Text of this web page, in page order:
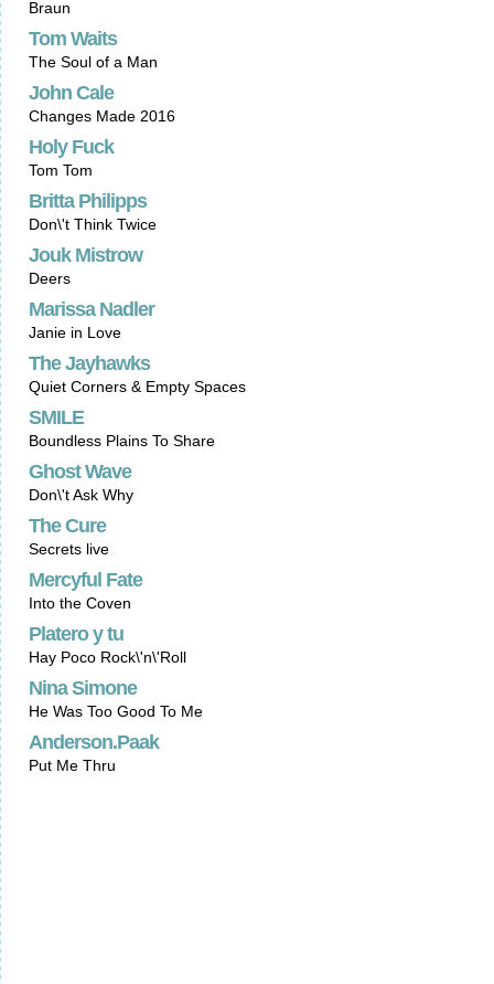
Braun
Tom Waits
The Soul of a Man
John Cale
Changes Made 2016
Holy Fuck
Tom Tom
Britta Philipps
Don\'t Think Twice
Jouk Mistrow
Deers
Marissa Nadler
Janie in Love
The Jayhawks
Quiet Corners & Empty Spaces
SMILE
Boundless Plains To Share
Ghost Wave
Don\'t Ask Why
The Cure
Secrets live
Mercyful Fate
Into the Coven
Platero y tu
Hay Poco Rock\'n\'Roll
Nina Simone
He Was Too Good To Me
Anderson.Paak
Put Me Thru